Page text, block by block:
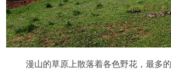
漫山的草原上散落着各色野花，最多的